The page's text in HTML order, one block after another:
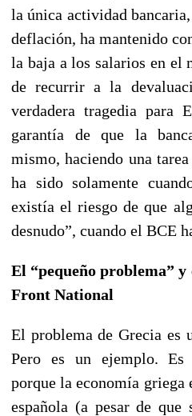
la única actividad
deflación, ha mantenido
la baja a los salarios en el
de recurrir a la
verdadera tragedia para
garantía de que la
mismo, haciendo una
ha sido solamente
existía el riesgo de que
desnudo”, cuando el BCE
El “pequeño problema”
Front National
El problema de Grecia es
Pero es un ejemplo. Es
porque la economía griega
española (a pesar de que